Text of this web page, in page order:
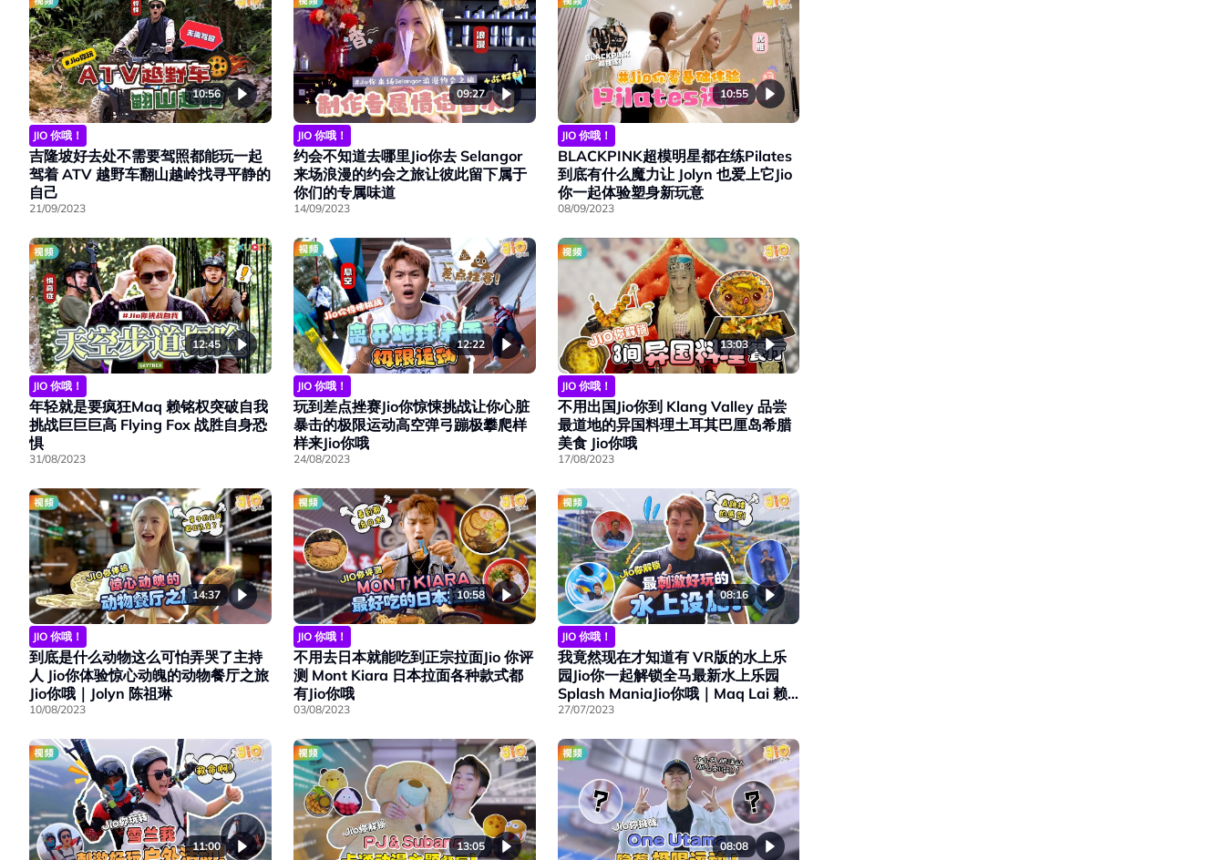
10:56
JIO 你哦！
吉隆坡好去处不需要驾照都能玩一起
驾着 ATV 越野车翻山越岭找寻平静的
自己
21/09/2023
09:27
JIO 你哦！
约会不知道去哪里Jio你去 Selangor
来场浪漫的约会之旅让彼此留下属于
你们的专属味道
14/09/2023
10:55
JIO 你哦！
BLACKPINK超模明星都在练Pilates
到底有什么魔力让 Jolyn 也爱上它Jio
你一起体验塑身新玩意
08/09/2023
12:45
JIO 你哦！
年轻就是要疯狂Maq 赖铭权突破自我
挑战巨巨巨高 Flying Fox 战胜自身恐
惧
31/08/2023
12:22
JIO 你哦！
玩到差点挫赛Jio你惊悚挑战让你心脏
暴击的极限运动高空弹弓蹦极攀爬样
样来Jio你哦
24/08/2023
13:03
JIO 你哦！
不用出国Jio你到 Klang Valley 品尝
最道地的异国料理土耳其巴厘岛希腊
美食 Jio你哦
17/08/2023
14:37
JIO 你哦！
到底是什么动物这么可怕弄哭了主持
人 Jio你体验惊心动魄的动物餐厅之旅
Jio你哦｜Jolyn 陈祖琳
10/08/2023
10:58
JIO 你哦！
不用去日本就能吃到正宗拉面Jio 你评
测 Mont Kiara 日本拉面各种款式都
有Jio你哦
03/08/2023
08:16
JIO 你哦！
我竟然现在才知道有 VR版的水上乐
园Jio你一起解锁全马最新水上乐园
Splash ManiaJio你哦｜Maq Lai 赖
铭权
27/07/2023
11:00 13:05 08:08